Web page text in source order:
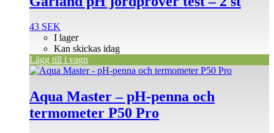
43 SEK
I lager
Kan skickas idag
Lägg till i vagn
Aqua Master – pH-penna och
termometer P50 Pro